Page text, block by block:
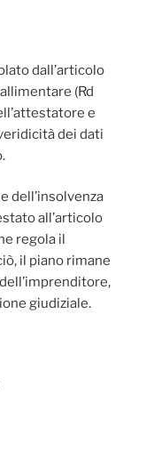
dall’articolo
(Rd
e
dei dati
dell’insolvenza
all’articolo
regola il
il piano rimane
giudiziale.